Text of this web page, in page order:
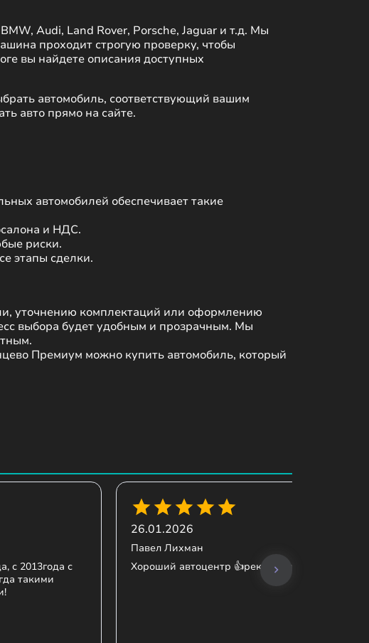
Audi, Land Rover, Porsche, Jaguar и т.д. Мы
проходит строгую проверку, чтобы
вы найдете описания доступных
автомобиль, соответствующий вашим
авто прямо на сайте.
автомобилей обеспечивает такие
и НДС.
риски.
этапы сделки.
уточнению комплектаций или оформлению
выбора будет удобным и прозрачным. Мы
Премиум можно купить автомобиль, который
с 2013года с
такими
26.01.2026
Павел Лихман
Хороший автоцентр 👍рекомендую